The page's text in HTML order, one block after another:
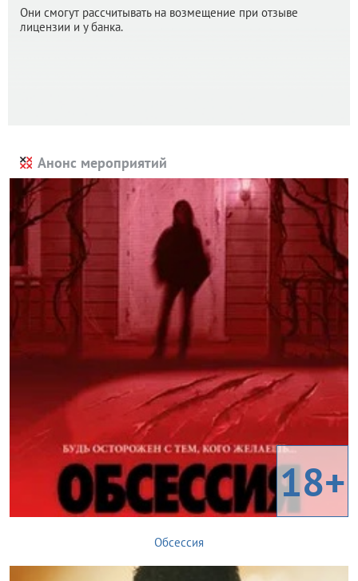
Они смогут рассчитывать на возмещение при отзыве
лицензии и у банка.
Анонс мероприятий
18+
Обсессия